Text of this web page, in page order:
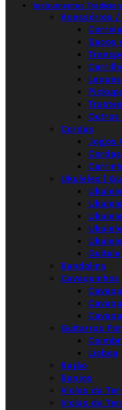
Instrumentos
Acessórios /
Sacos
Leques
Cordas
Jogos
Ukuleles |
Bandolins
Cavaquinhos
Guitarras
Lisboa
Rajão
Banjos
Violas da
Violas da